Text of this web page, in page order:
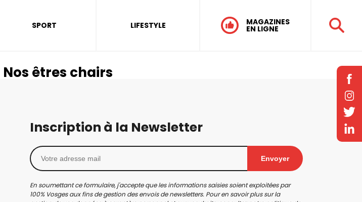
SPORT LIFESTYLE MAGAZINES
EN LIGNE
Nos êtres chairs
Inscription à la Newsletter
Envoyer
En soumettant ce formulaire, j'accepte que les informations saisies soient exploitées par
100% Vosges aux fins de gestion des envois de newsletters. Pour en savoir plus sur la